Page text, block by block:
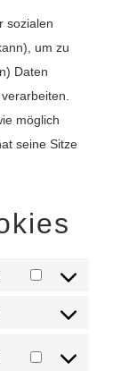
sozialen
um zu
Daten
möglich
seine Sitze
Consent
google-
Consent